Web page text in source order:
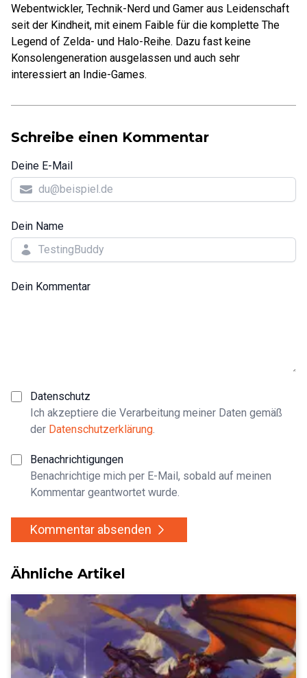
Webentwickler, Technik-Nerd und Gamer aus Leidenschaft
seit der Kindheit, mit einem Faible für die komplette The
Legend of Zelda- und Halo-Reihe. Dazu fast keine
Konsolengeneration ausgelassen und auch sehr
interessiert an Indie-Games.
Schreibe einen Kommentar
Deine E-Mail
Dein Name
Dein Kommentar
Datenschutz
Ich akzeptiere die Verarbeitung meiner Daten gemäß
der Datenschutzerklärung.
Benachrichtigungen
Benachrichtige mich per E-Mail, sobald auf meinen
Kommentar geantwortet wurde.
Kommentar absenden
Ähnliche Artikel